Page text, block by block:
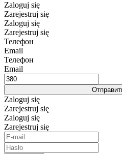
Zaloguj się
Zarejestruj się
Zaloguj się
Zarejestruj się
Телефон
Email
Телефон
Email
Zaloguj się
Zarejestruj się
Zaloguj się
Zarejestruj się